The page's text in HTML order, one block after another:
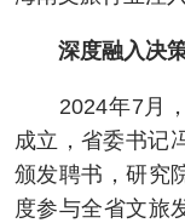
深度融入决策
2024年7月，
成立，省委书记
颁发聘书，研究
度参与全省文旅